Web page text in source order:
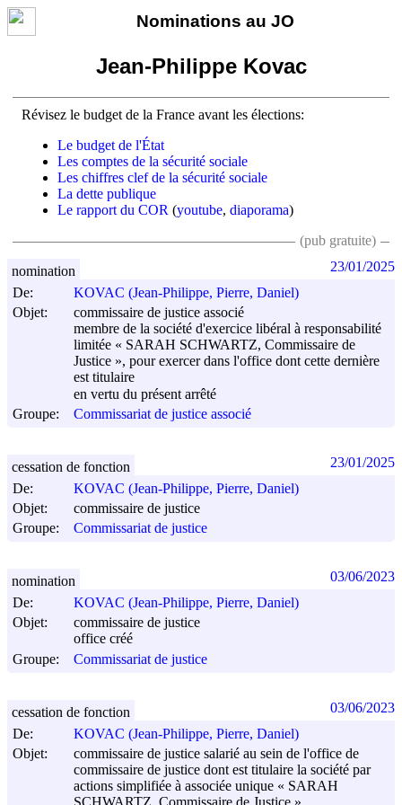
Nominations au JO
Jean-Philippe Kovac
Révisez le budget de la France avant les élections:
Le budget de l'État
Les comptes de la sécurité sociale
Les chiffres clef de la sécurité sociale
La dette publique
Le rapport du COR (youtube, diaporama)
(pub gratuite)
De:
KOVAC (Jean-Philippe, Pierre, Daniel)
Objet:
commissaire de justice associé
membre de la société d'exercice libéral à responsabilité
limitée « SARAH SCHWARTZ, Commissaire de
Justice », pour exercer dans l'office dont cette dernière
est titulaire
en vertu du présent arrêté
Groupe:
Commissariat de justice associé
nomination 23/01/2025
De:
KOVAC (Jean-Philippe, Pierre, Daniel)
Objet:
commissaire de justice
Groupe:
Commissariat de justice
cessation de fonction 23/01/2025
De:
KOVAC (Jean-Philippe, Pierre, Daniel)
Objet:
commissaire de justice
office créé
Groupe:
Commissariat de justice
nomination 03/06/2023
De:
KOVAC (Jean-Philippe, Pierre, Daniel)
Objet:
commissaire de justice salarié au sein de l'office de
commissaire de justice dont est titulaire la société par
actions simplifiée à associée unique « SARAH
cessation de fonction 03/06/2023